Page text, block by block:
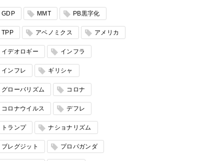
GDP MMT PB黒字化
TPP アベノミクス アメリカ
イデオロギー インフラ
インフレ ギリシャ
グローバリズム コロナ
コロナウイルス デフレ
トランプ ナショナリズム
ブレグジット プロパガンダ